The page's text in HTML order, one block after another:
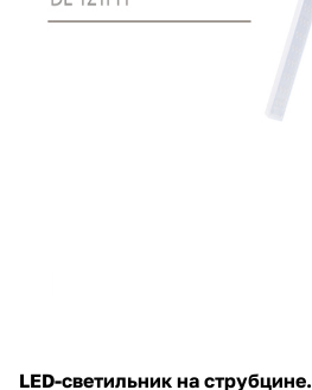
LED-светильник на струбцине.